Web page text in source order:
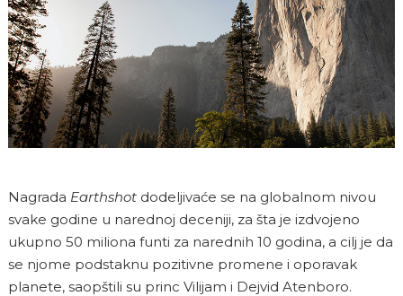
Nagrada Earthshot dodeljivaće se na globalnom nivou
svake godine u narednoj deceniji, za šta je izdvojeno
ukupno 50 miliona funti za narednih 10 godina, a cilj je da
se njome podstaknu pozitivne promene i oporavak
planete, saopštili su princ Vilijam i Dejvid Atenboro.